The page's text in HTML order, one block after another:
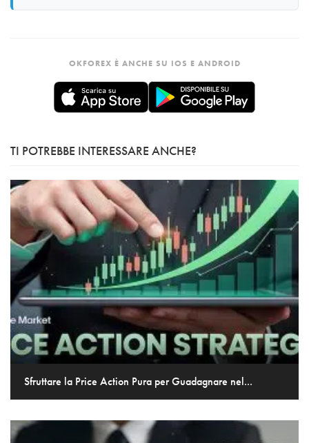
OKFOREX È ANCHE SU IOS E ANDROID
TI POTREBBE INTERESSARE ANCHE?
Sfruttare la Price Action Pura per Guadagnare nel...